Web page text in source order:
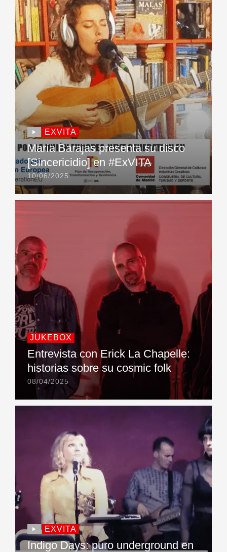
EXVITA
María Barajas presenta su disco
[Sincericidio] en #ExVITA
10/06/2025
JUKEBOX
Entrevista con Erick La Chapelle:
historias sobre su cosmic folk
08/04/2025
EXVITA
Indigo Days: puro underground en